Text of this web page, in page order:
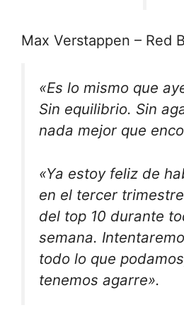
Max Verstappen – Red
«Es lo mismo que
Sin equilibrio. Sin
nada mejor que
«Ya estoy feliz de
en el tercer
del top 10 durante
semana.
todo lo que
tenemos agarre».